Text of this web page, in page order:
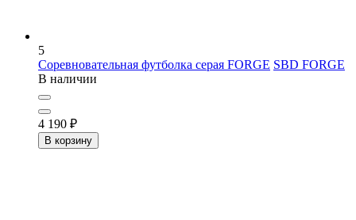
5
Соревновательная футболка серая FORGE SBD FORGE
В наличии
4 190 ₽
В корзину